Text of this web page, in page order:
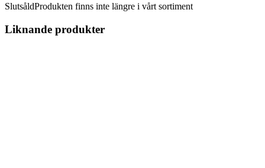
SlutsåldProdukten finns inte längre i vårt sortiment
Liknande produkter